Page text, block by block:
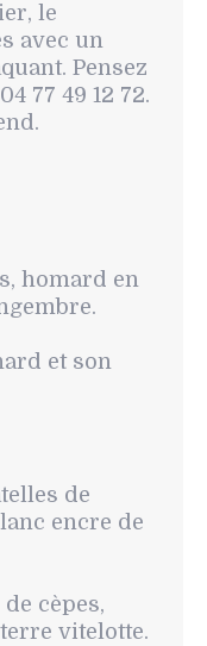
le
avec un
Pensez
77 49 12 72.
homard en
et son
de
encre de
cèpes,
vitelotte.